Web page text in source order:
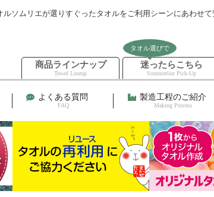
ソムリエが選りすぐったタオルをご利用シーンにあわせ
商品ラインナップ
Towel Lineup
迷ったらこちら
Sommerlier Pick-Up
タオル選びで
よくある質問
FAQ
製造工程のご紹介
Making Process